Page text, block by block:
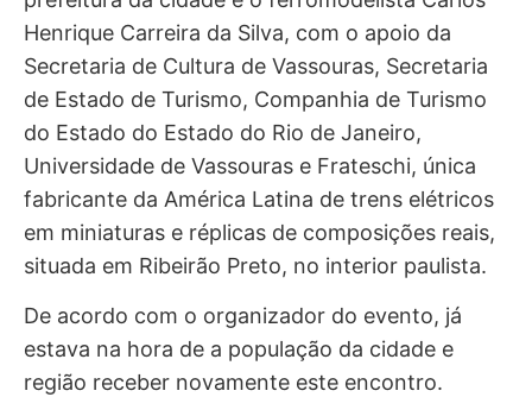
Henrique Carreira da Silva, com o apoio da
Secretaria de Cultura de Vassouras, Secretaria
de Estado de Turismo, Companhia de Turismo
do Estado do Estado do Rio de Janeiro,
Universidade de Vassouras e Frateschi, única
fabricante da América Latina de trens elétricos
em miniaturas e réplicas de composições reais,
situada em Ribeirão Preto, no interior paulista.
De acordo com o organizador do evento, já
estava na hora de a população da cidade e
região receber novamente este encontro.